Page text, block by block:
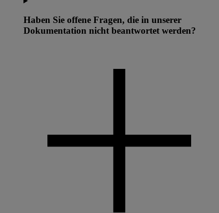
Haben Sie offene Fragen, die in unserer
Dokumentation nicht beantwortet werden?